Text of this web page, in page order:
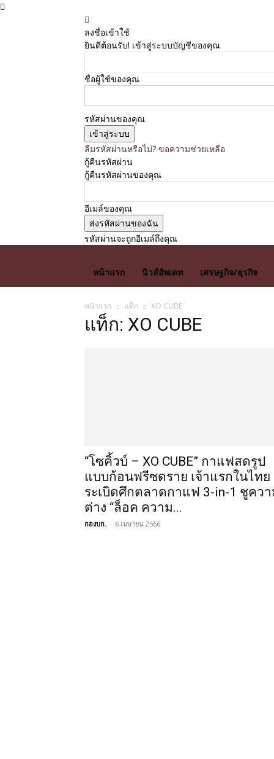
ลงชื่อเข้าใช้
ยินดีต้อนรับ! เข้าสู่ระบบบัญชีของคุณ
ชื่อผู้ใช้ของคุณ
รหัสผ่านของคุณ
ลืมรหัสผ่านหรือไม่? ขอความช่วยเหลือ
กู้คืนรหัสผ่าน
กู้คืนรหัสผ่านของคุณ
อีเมล์ของคุณ
รหัสผ่านจะถูกอีเมล์ถึงคุณ
หน้าแรก
นิวส์อัพเดท เศรษฐกิจ/ธุรกิจ
หน้าแรก แท็ก XO CUBE
แท็ก: XO CUBE
“โซคิ้วบ์ – XO CUBE” กาแฟสดรูป
แบบก้อนฟรีซดราย เจ้าแรกในไทย
ระเบิดศึกตลาดกาแฟ 3-in-1 ชูควา
ต่าง “ล็อค ความ...
กองบก. - 6 เมษายน 2566